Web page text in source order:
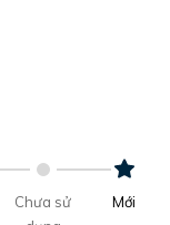
Chưa sử
Mới